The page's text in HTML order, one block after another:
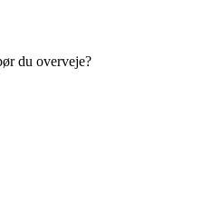
du overveje?